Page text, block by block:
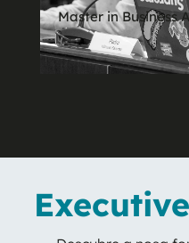
Master in Business